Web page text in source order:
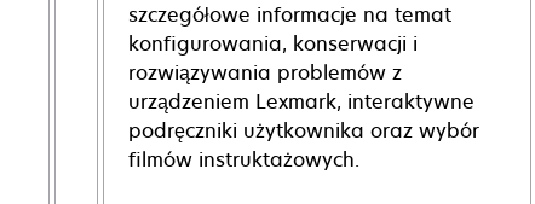
szczegółowe informacje na temat
konfigurowania, konserwacji i
rozwiązywania problemów z
urządzeniem Lexmark, interaktywne
podręczniki użytkownika oraz wybór
filmów instruktażowych.